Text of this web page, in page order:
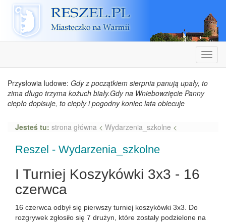
Reszel
Przysłowia ludowe: Gdy z początkiem sierpnia panują upały, to
zima długo trzyma kożuch biały.Gdy na Wniebowzięcie Panny
ciepło dopisuje, to ciepły i pogodny koniec lata obiecuje
Jesteś tu: strona główna < Wydarzenia_szkolne <
Reszel - Wydarzenia_szkolne
I Turniej Koszykówki 3x3 - 16
czerwca
16 czerwca odbył się pierwszy turniej koszykówki 3x3. Do
rozgrywek zgłosiło się 7 drużyn, które zostały podzielone na